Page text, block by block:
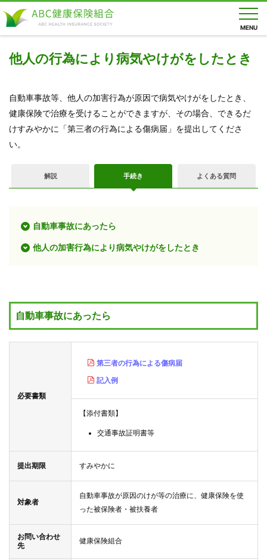
MENU
保
の
し
く
み
健
業
続
き
よ
内
他人の行為により病気やけがをしたとき
自動車事故等、他人の加害行為が原因で病気やけがをしたとき、
健康保険で治療を受けることができますが、その場合、できるだ
けすみやかに「第三者の行為による傷病届」を提出してくださ
い。
解説 手続き よくある質問
自動車事故にあったら
他人の加害行為により病気やけがをしたとき
自動車事故にあったら
必要書類
第三者の行為による傷病届
記入例
【添付書類】
交通事故証明書等
提出期限 すみやかに
対象者
自動車事故が原因のけが等の治療に、健康保険を使
った被保険者・被扶養者
お問い合わせ
先
健康保険組合